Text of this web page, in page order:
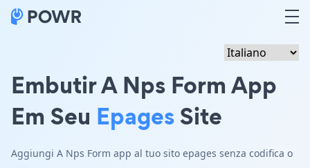
Embutir A Nps Form App
Em Seu EpagesSite
Aggiungi A Nps Form app al tuo sito epages senza codifica o